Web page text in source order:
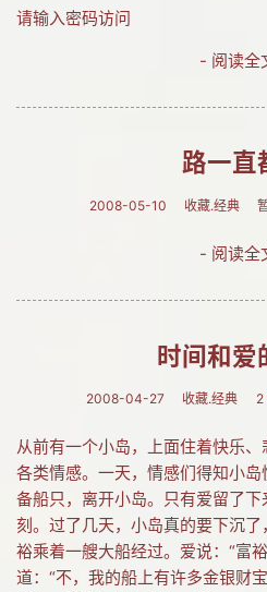
请输入密码访问
- 阅读全
路一直
2008-05-10 收藏.经典
- 阅读全
时间和爱
2008-04-27 收藏.经典 2
从前有一个小岛，上面住着快乐
各类情感。一天，情感们得知小
备船只，离开小岛。只有爱留了
刻。过了几天，小岛真的要下沉
裕乘着一艘大船经过。爱说：“富
道：“不，我的船上有许多金银财